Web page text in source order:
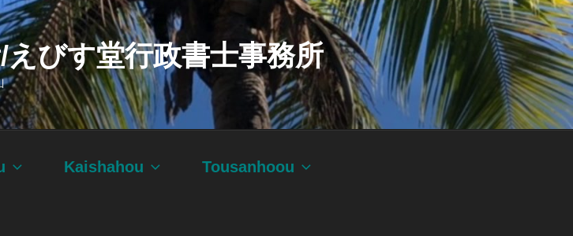
びす堂行政書士事務所
Kaishahou Tousanhoou